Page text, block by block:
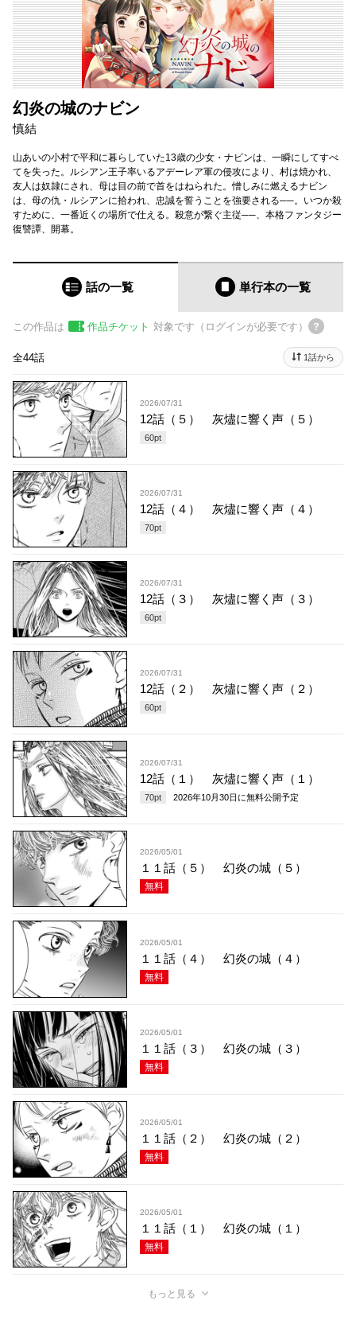
幻炎の城のナビン
慎結
山あいの小村で平和に暮らしていた13歳の少女・ナビンは、一瞬にしてすべ
てを失った。ルシアン王子率いるアデーレア軍の侵攻により、村は焼かれ、
友人は奴隷にされ、母は目の前で首をはねられた。憎しみに燃えるナビン
は、母の仇・ルシアンに拾われ、忠誠を誓うことを強要される──。いつか殺
すために、一番近くの場所で仕える。殺意が繋ぐ主従──、本格ファンタジー
復讐譚、開幕。
話の一覧 単行本の一覧
この作品は 作品チケット 対象です（ログインが必要です）
全44話 1話から
2026/07/31
12話（５） 灰燼に響く声（５）
60pt
2026/07/31
12話（４） 灰燼に響く声（４）
70pt
2026/07/31
12話（３） 灰燼に響く声（３）
60pt
2026/07/31
12話（２） 灰燼に響く声（２）
60pt
2026/07/31
12話（１） 灰燼に響く声（１）
70pt 2026年10月30日 に無料公開予定
2026/05/01
１１話（５） 幻炎の城（５）
無料
2026/05/01
１１話（４） 幻炎の城（４）
無料
2026/05/01
１１話（３） 幻炎の城（３）
無料
2026/05/01
１１話（２） 幻炎の城（２）
無料
2026/05/01
１１話（１） 幻炎の城（１）
無料
もっと見る